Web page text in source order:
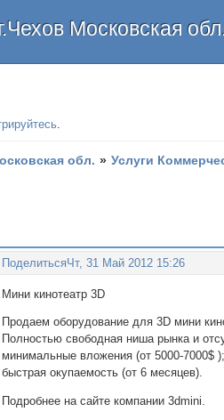
Московская
.
обл. » Услуги
ПоделитьсяЧт, 31 Май 2012 15:26
Мини кинотеатр 3D
Продаем оборудование для 3D мини
Полностью свободная ниша рынка и
минимальные вложения (от 5000-7000$ );
быстрая окупаемость (от 6 месяцев).
Подробнее на сайте компании 3dmini.